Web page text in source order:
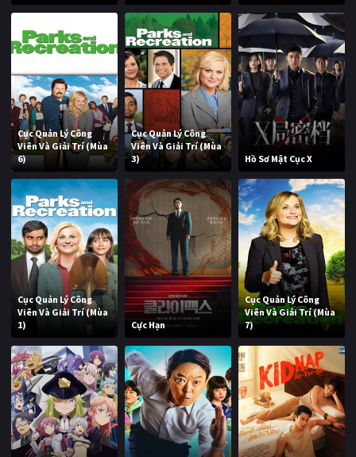
Cục Quản Lý Công
Viên Và Giải Trí (Mùa
6)
Cục Quản Lý Công
Viên Và Giải Trí (Mùa
3)
Hồ Sơ Mật Cục X
Cục Quản Lý Công
Viên Và Giải Trí (Mùa
1)
Cực Hạn
Cục Quản Lý Công
Viên Và Giải Trí (Mùa
7)